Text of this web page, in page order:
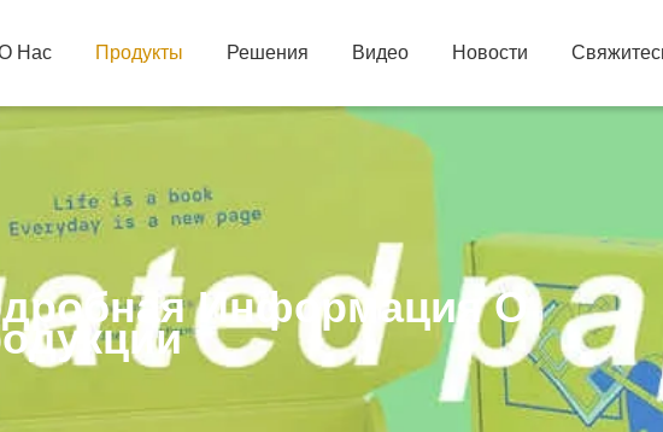
Нас Продукты Решения Видео Новости
Информация О